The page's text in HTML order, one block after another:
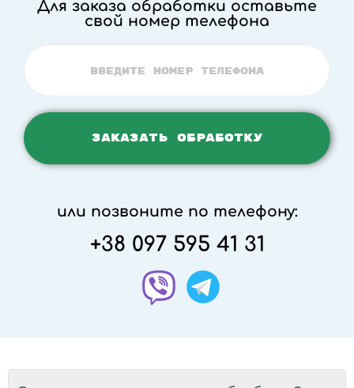
Для заказа обработки оставьте
свой номер телефона
или позвоните по телефону:
+38 097 595 41 31